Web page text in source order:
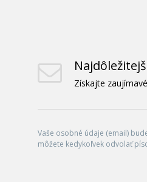
Získajte
Vaše osobné údaje (email)
môžete kedykoľvek odvolať